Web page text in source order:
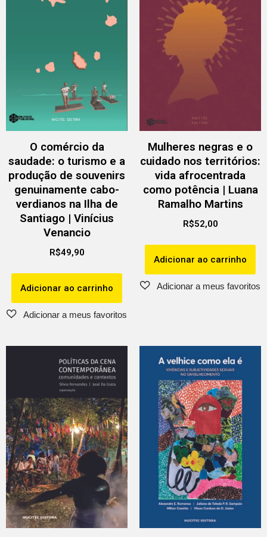
O comércio da
saudade: o turismo e a
produção de souvenirs
genuinamente cabo-
verdianos na Ilha de
Santiago | Vinícius
Venancio
R$49,90
Adicionar ao carrinho
Mulheres negras e o
cuidado nos territórios:
vida afrocentrada
como potência | Luana
Ramalho Martins
R$52,00
Adicionar ao carrinho